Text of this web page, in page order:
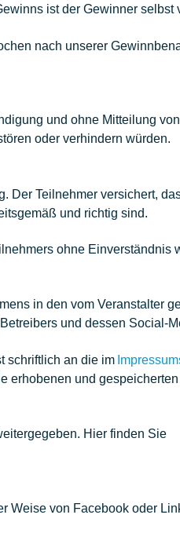
ist der Gewinner selbst
nach unserer
und ohne Mitteilung
oder verhindern würden.
Der Teilnehmer versichert,
und richtig sind.
ohne Einverständnis
in den vom Veranstalter
und dessen Social-
schriftlich an die im
erhobenen und
Hier finden Sie
Weise von Facebook oder